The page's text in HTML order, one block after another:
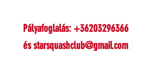
Pályafoglalás: +36203296366
ésstarsquashclub@gmail.com